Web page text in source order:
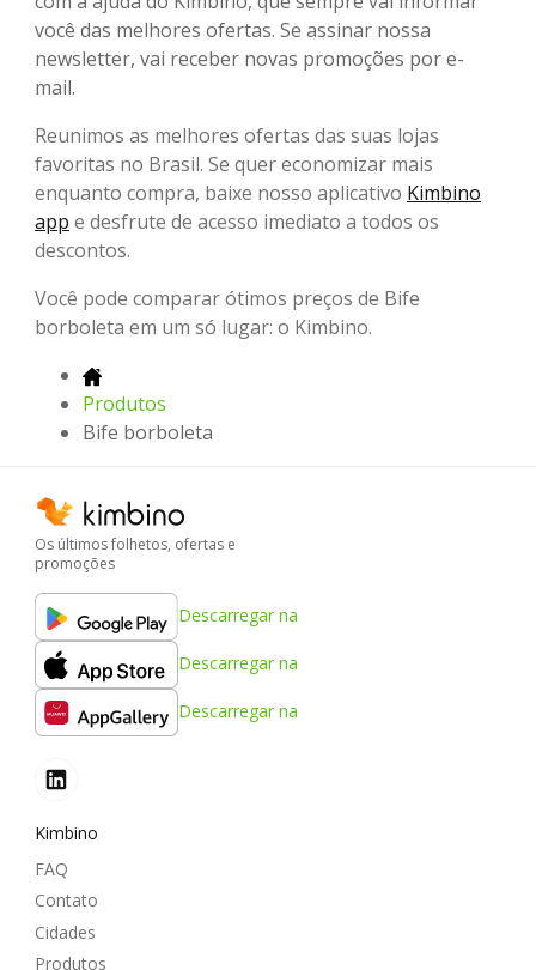
você das melhores ofertas. Se assinar nossa
newsletter, vai receber novas promoções por e-
mail.
Reunimos as melhores ofertas das suas lojas
favoritas no Brasil. Se quer economizar mais
enquanto compra, baixe nosso aplicativo Kimbino
app e desfrute de acesso imediato a todos os
descontos.
Você pode comparar ótimos preços de Bife
borboleta em um só lugar: o Kimbino.
Produtos
Bife borboleta
Os últimos folhetos, ofertas e
promoções
Descarregar na
Descarregar na
Descarregar na
Kimbino
FAQ
Contato
Cidades
Produtos